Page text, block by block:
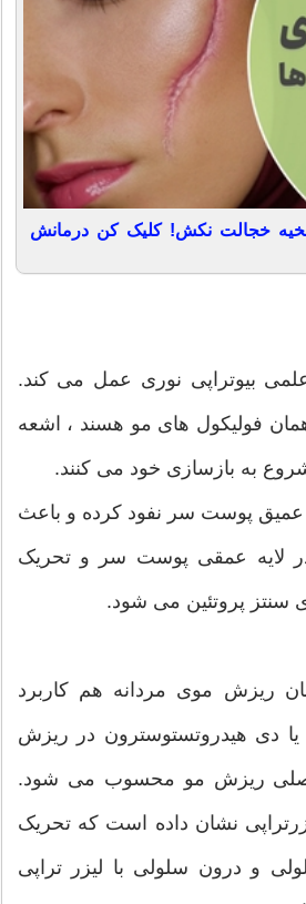
خجالت نکش! کلیک کن درمانش
بیوتراپی نوری عمل می کند.
فولیکول های مو هسند ، اشعه
به بازسازی خود می کنند.
عمیق پوست سر نفود کرده و باعث
لایه عمقی پوست سر و تحریک
سنتز پروتئین می شود.
ریزش موی مردانه هم کاربرد
دارد . هورمون DHT یا دی هیدروتستوسترون در ریزش
ریزش مو محسوب می شود.
نشان داده است که تحریک
و درون سلولی با لیزر تراپی